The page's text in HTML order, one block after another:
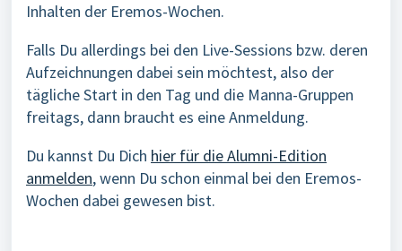
Inhalten der Eremos-Wochen.
Falls Du allerdings bei den Live-Sessions bzw. deren
Aufzeichnungen dabei sein möchtest, also der
tägliche Start in den Tag und die Manna-Gruppen
freitags, dann braucht es eine Anmeldung.
Du kannst Du Dich hier für die Alumni-Edition
anmelden, wenn Du schon einmal bei den Eremos-
Wochen dabei gewesen bist.